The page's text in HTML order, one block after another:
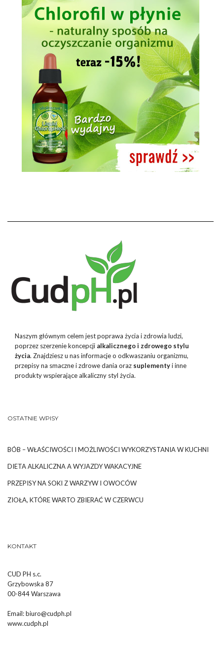
Naszym głównym celem jest poprawa życia i zdrowia ludzi,
poprzez szerzenie koncepcji alkalicznego i zdrowego stylu
życia. Znajdziesz u nas informacje o odkwaszaniu organizmu,
przepisy na smaczne i zdrowe dania oraz suplementyi inne
produkty wspierające alkaliczny styl życia.
OSTATNIE WPISY
BÓB – WŁAŚCIWOŚCI I MOŻLIWOŚCI WYKORZYSTANIA W KUCHNI
DIETA ALKALICZNA A WYJAZDY WAKACYJNE
PRZEPISY NA SOKI Z WARZYW I OWOCÓW
ZIOŁA, KTÓRE WARTO ZBIERAĆ W CZERWCU
KONTAKT
CUD PH s.c.
Grzybowska 87
00-844 Warszawa
Email:biuro@cudph.pl
www.cudph.pl